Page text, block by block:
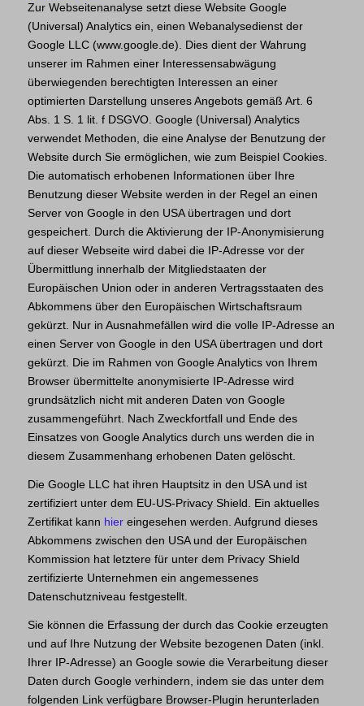
Zur Webseitenanalyse setzt diese Website Google
(Universal) Analytics ein, einen Webanalysedienst der
Google LLC (www.google.de). Dies dient der Wahrung
unserer im Rahmen einer Interessensabwägung
überwiegenden berechtigten Interessen an einer
optimierten Darstellung unseres Angebots gemäß Art. 6
Abs. 1 S. 1 lit. f DSGVO. Google (Universal) Analytics
verwendet Methoden, die eine Analyse der Benutzung der
Website durch Sie ermöglichen, wie zum Beispiel Cookies.
Die automatisch erhobenen Informationen über Ihre
Benutzung dieser Website werden in der Regel an einen
Server von Google in den USA übertragen und dort
gespeichert. Durch die Aktivierung der IP-Anonymisierung
auf dieser Webseite wird dabei die IP-Adresse vor der
Übermittlung innerhalb der Mitgliedstaaten der
Europäischen Union oder in anderen Vertragsstaaten des
Abkommens über den Europäischen Wirtschaftsraum
gekürzt. Nur in Ausnahmefällen wird die volle IP-Adresse an
einen Server von Google in den USA übertragen und dort
gekürzt. Die im Rahmen von Google Analytics von Ihrem
Browser übermittelte anonymisierte IP-Adresse wird
grundsätzlich nicht mit anderen Daten von Google
zusammengeführt. Nach Zweckfortfall und Ende des
Einsatzes von Google Analytics durch uns werden die in
diesem Zusammenhang erhobenen Daten gelöscht.
Die Google LLC hat ihren Hauptsitz in den USA und ist
zertifiziert unter dem EU-US-Privacy Shield. Ein aktuelles
Zertifikat kann hiereingesehen werden. Aufgrund dieses
Abkommens zwischen den USA und der Europäischen
Kommission hat letztere für unter dem Privacy Shield
zertifizierte Unternehmen ein angemessenes
Datenschutzniveau festgestellt.
Sie können die Erfassung der durch das Cookie erzeugten
und auf Ihre Nutzung der Website bezogenen Daten (inkl.
Ihrer IP-Adresse) an Google sowie die Verarbeitung dieser
Daten durch Google verhindern, indem sie das unter dem
folgenden Link verfügbare Browser-Plugin herunterladen